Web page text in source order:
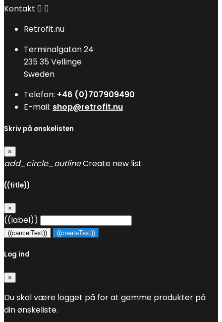
Kontakt  
Retrofit.nu
Terminalgatan 24
235 35 Vellinge
Sweden
Telefon: +46 (0)707909490
E-mail: shop@retrofit.nu
Skriv på ønskelisten
×
add_circle_outlineCreate new list
((title))
×
((label))
((cancelText)) ((createText))
Log ind
×
Du skal være logget på for at gemme produkter på
din ønskeliste.